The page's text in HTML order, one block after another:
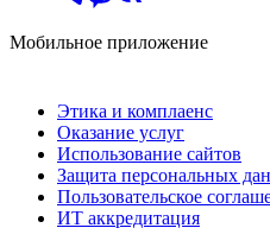
Мобильное приложение
Этика и комплаенс
Оказание услуг
Использование сайтов
Защита персональных
Пользовательское
ИТ аккредитация